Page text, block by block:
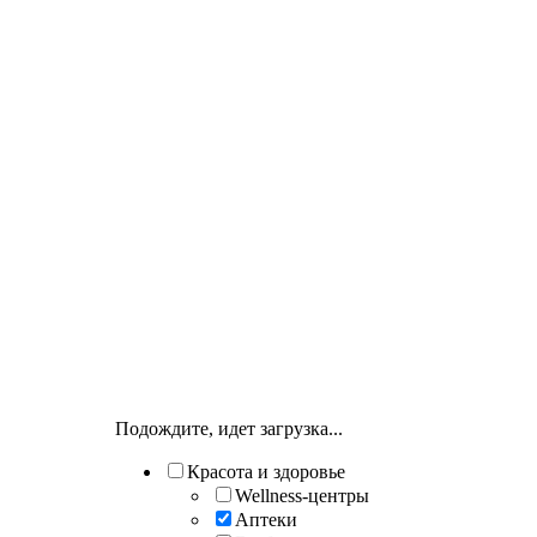
Подождите, идет загрузка...
Красота и здоровье
Wellness-центры
Аптеки